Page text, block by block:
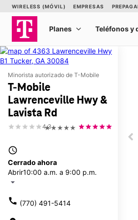
Minorista autorizado de T-Mobile
T-Mobile
Lawrenceville Hwy &
Lavista Rd
★★★★★
4.3
access_time
Cerrado ahora
Abrir10:00 a.m. a 9:00 p.m.
arrow_drop_down
call (770) 491-5414